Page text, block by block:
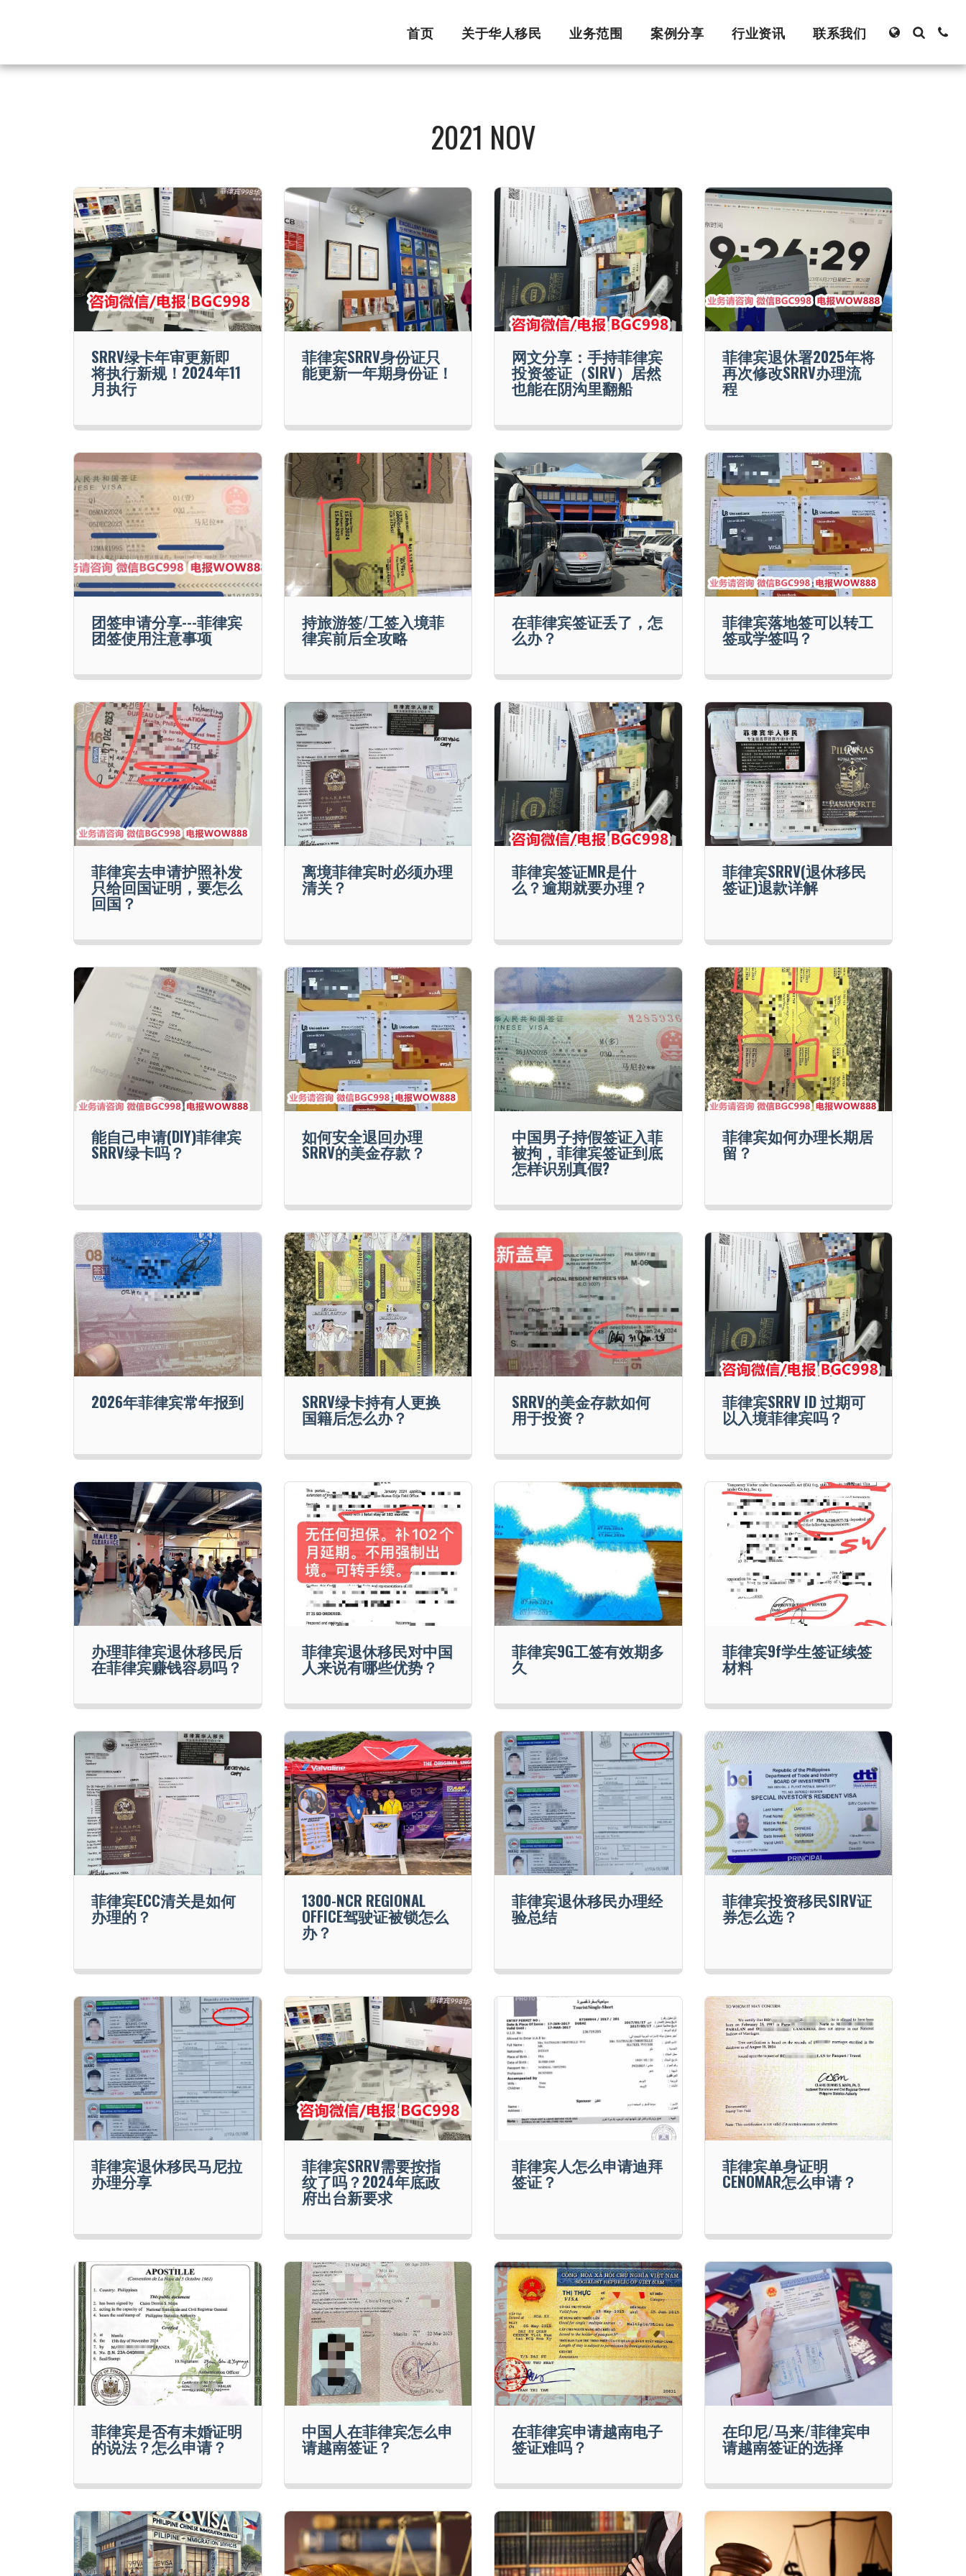
首页 关于华人移民 业务范围 案例分享 行业资讯 联系我们
2021 NOV
SRRV绿卡年审更新即
将执行新规！2024年11
月执行
菲律宾SRRV身份证只
能更新一年期身份证！
网文分享：手持菲律宾
投资签证（SIRV）居然
也能在阴沟里翻船
菲律宾退休署2025年将
再次修改SRRV办理流
程
团签申请分享---菲律宾
团签使用注意事项
持旅游签/工签入境菲
律宾前后全攻略
在菲律宾签证丢了，怎
么办？
菲律宾落地签可以转工
签或学签吗？
菲律宾去申请护照补发
只给回国证明，要怎么
回国？
离境菲律宾时必须办理
清关？
菲律宾签证MR是什
么？逾期就要办理？
菲律宾SRRV(退休移民
签证)退款详解
能自己申请(DIY)菲律宾
SRRV绿卡吗？
如何安全退回办理
SRRV的美金存款？
中国男子持假签证入菲
被拘，菲律宾签证到底
怎样识别真假?
菲律宾如何办理长期居
留？
2026年菲律宾常年报到 SRRV绿卡持有人更换
国籍后怎么办？
SRRV的美金存款如何
用于投资？
菲律宾SRRV ID 过期可
以入境菲律宾吗？
办理菲律宾退休移民后
在菲律宾赚钱容易吗？
菲律宾退休移民对中国
人来说有哪些优势？
菲律宾9G工签有效期多
久
菲律宾9f学生签证续签
材料
菲律宾ECC清关是如何
办理的？
1300-NCR REGIONAL
OFFICE驾驶证被锁怎么
办？
菲律宾退休移民办理经
验总结
菲律宾投资移民SIRV证
券怎么选？
菲律宾退休移民马尼拉
办理分享
菲律宾SRRV需要按指
纹了吗？2024年底政
府出台新要求
菲律宾人怎么申请迪拜
签证？
菲律宾单身证明
CENOMAR怎么申请？
菲律宾是否有未婚证明
的说法？怎么申请？
中国人在菲律宾怎么申
请越南签证？
在菲律宾申请越南电子
签证难吗？
在印尼/马来/菲律宾申
请越南签证的选择